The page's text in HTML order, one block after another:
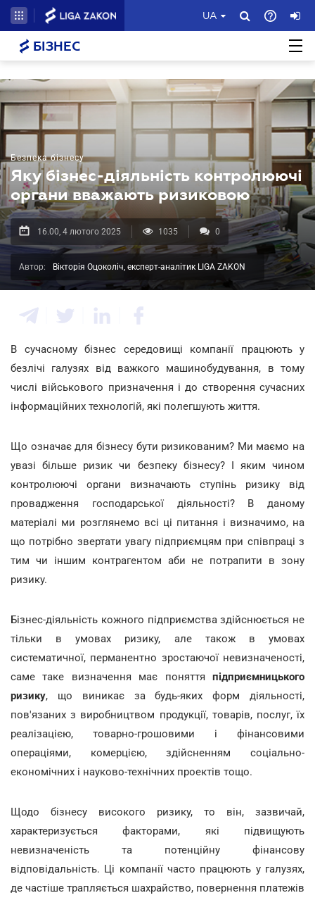
UA
БІЗНЕС
Безпека бізнесу
Яку бізнес-діяльність контролюючі
органи вважають ризиковою
16.00, 4 лютого 2025 1035 0
Автор: Вікторія Оцоколіч, експерт-аналітик LIGA ZAKON
В сучасному бізнес середовищі компанії працюють у
безлічі галузях від важкого машинобудування, в тому
числі військового призначення і до створення сучасних
інформаційних технологій, які полегшують життя.
Що означає для бізнесу бути ризикованим? Ми маємо на
увазі більше ризик чи безпеку бізнесу? І яким чином
контролюючі органи визначають ступінь ризику від
провадження господарської діяльності? В даному
матеріалі ми розглянемо всі ці питання і визначимо, на
що потрібно звертати увагу підприємцям при співпраці з
тим чи іншим контрагентом аби не потрапити в зону
ризику.
Бізнес-діяльність кожного підприємства здійснюється не
тільки в умовах ризику, але також в умовах
систематичної, перманентно зростаючої невизначеності,
саме таке визначення має поняття підприємницького
ризику, що виникає за будь-яких форм діяльності,
пов'язаних з виробництвом продукції, товарів, послуг, їх
реалізацією, товарно-грошовими і фінансовими
операціями, комерцією, здійсненням соціально-
економічних і науково-технічних проектів тощо.
Щодо бізнесу високого ризику, то він, зазвичай,
характеризується факторами, які підвищують
невизначеність та потенційну фінансову
відповідальність. Ці компанії часто працюють у галузях,
де частіше трапляється шахрайство, повернення платежів